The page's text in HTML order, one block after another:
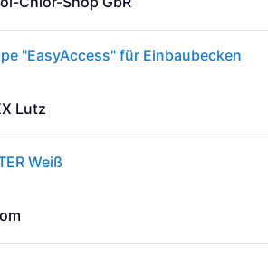
"EasyAccess" für Einbaubecken
Lutz
Weiß